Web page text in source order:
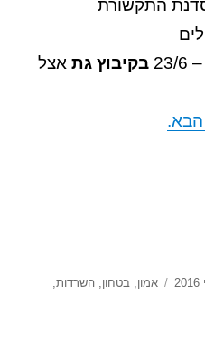
התקשורת
6
בקיבוץ גת אצל
הבא.
תגיות
אמון,בטחון,השרדות,